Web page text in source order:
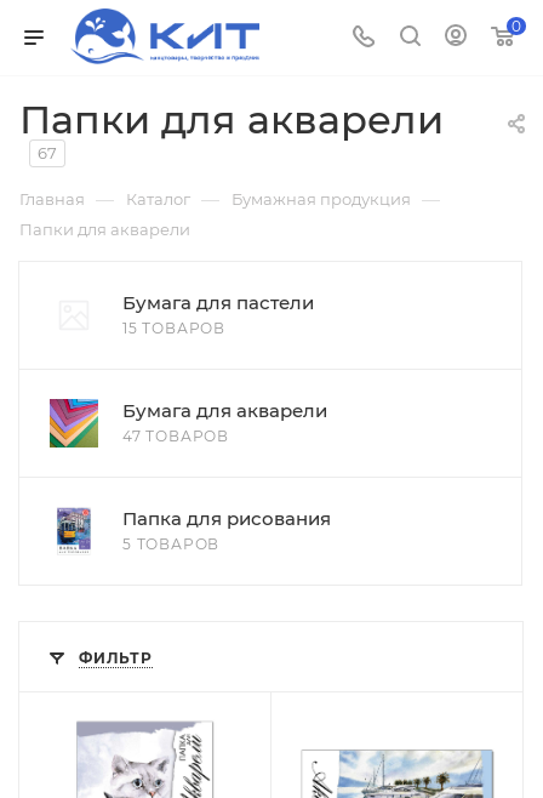
0
Папки для акварели
67
Главная — Каталог — Бумажная продукция —
Папки для акварели
Бумага для пастели
15 ТОВАРОВ
Бумага для акварели
47 ТОВАРОВ
Папка для рисования
5 ТОВАРОВ
ФИЛЬТР